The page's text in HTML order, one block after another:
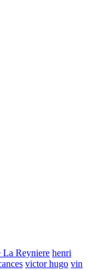
La Reyniere henri
victor hugo vin